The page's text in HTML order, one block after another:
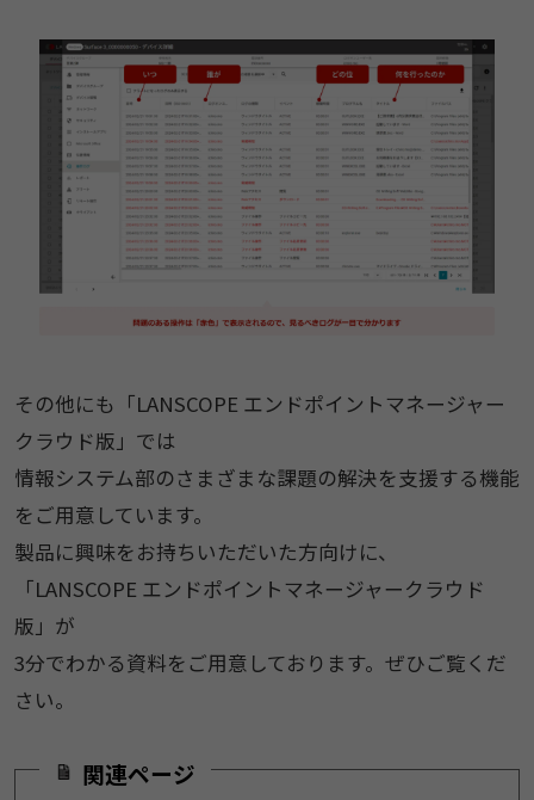
その他にも「LANSCOPE エンドポイントマネージャー
クラウド版」では
情報システム部のさまざまな課題の解決を支援する機能
をご用意しています。
製品に興味をお持ちいただいた方向けに、
「LANSCOPE エンドポイントマネージャークラウド
版」が
3分でわかる資料をご用意しております。ぜひご覧くだ
さい。
関連ページ